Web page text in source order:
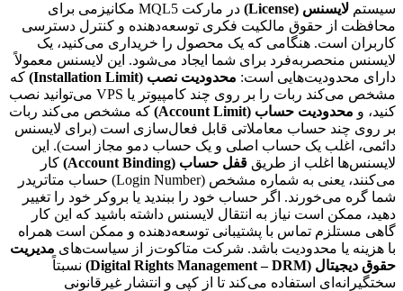
سیستم لایسنس (License)
در مارکت MQL5 مکانیزمی برای
محافظت از حقوق مالکیت فکری توسعه‌دهنده و کنترل دسترسی
کاربران است. هنگامی که یک محصول را خریداری می‌کنید، یک
لایسنس منحصربه‌فرد برای شما ایجاد می‌شود. این لایسنس معمولاً
دارای محدودیت‌هایی است: محدودیت نصب (Installation Limit)
که
مشخص می‌کند ربات را بر روی چند کامپیوتر یا VPS می‌توانید نصب
کنید، و محدودیت حساب (Account Limit)
که مشخص می‌کند ربات
بر روی چند حساب معاملاتی قابل فعال‌سازی است (برای لایسنس
دائمی، اغلب یک حساب اصلی و یک حساب دمو مجاز است). این
لایسنس‌ها اغلب از طریق قفل حساب (Account Binding)
کار
می‌کنند، یعنی به شماره مشخص (Login Number) حساب متاتریدر
شما گره می‌خورند. اگر حساب خود را ببندید یا بروکر خود را تغییر
دهید، ممکن است نیاز به انتقال لایسنس داشته باشید که این کار
گاهی مستلزم تماس با پشتیبانی توسعه‌دهنده و ممکن است همراه
با هزینه یا محدودیت باشد. شرکت متاکوت‌ز از سیاست‌های مدیریت
حقوق دیجیتال (Digital Rights Management – DRM)
نسبتاً
سختگیرانه‌ای استفاده می‌کند تا از کپی و انتشار غیرقانونی